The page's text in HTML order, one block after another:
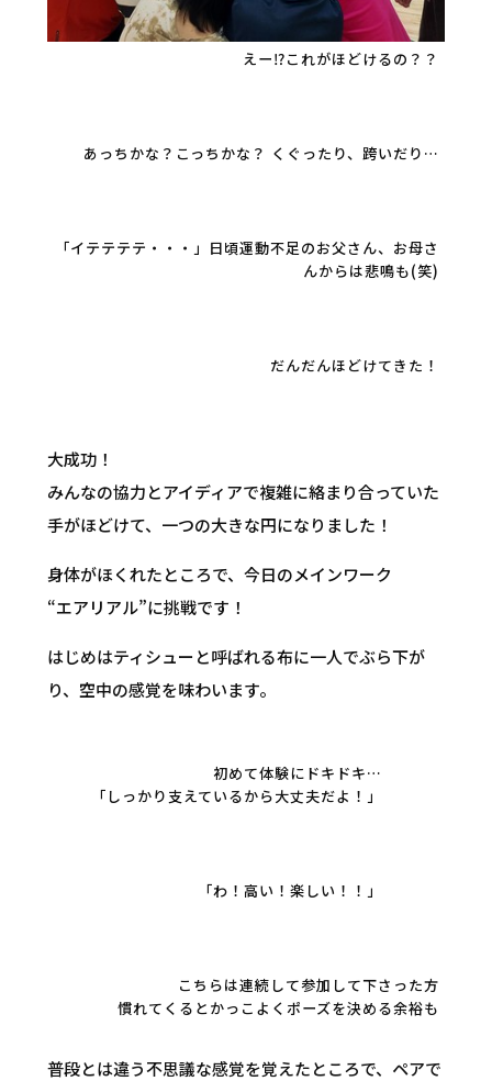
えー⁉これがほどけるの？？
あっちかな？こっちかな？ くぐったり、跨いだり…
「イテテテテ・・・」日頃運動不足のお父さん、お母さ
んからは悲鳴も(笑)
だんだんほどけてきた！
大成功！
みんなの協力とアイディアで複雑に絡まり合っていた
手がほどけて、一つの大きな円になりました！
身体がほくれたところで、今日のメインワーク
“エアリアル”に挑戦です！
はじめはティシューと呼ばれる布に一人でぶら下が
り、空中の感覚を味わいます。
初めて体験にドキドキ…
「しっかり支えているから大丈夫だよ！」
「わ！高い！楽しい！！」
こちらは連続して参加して下さった方
慣れてくるとかっこよくポーズを決める余裕も
普段とは違う不思議な感覚を覚えたところで、ペアで